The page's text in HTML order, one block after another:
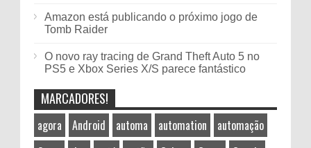
Amazon está publicando o próximo jogo de
Tomb Raider
O novo ray tracing de Grand Theft Auto 5 no
PS5 e Xbox Series X/S parece fantástico
MARCADORES!
agora Android automa automation
automação